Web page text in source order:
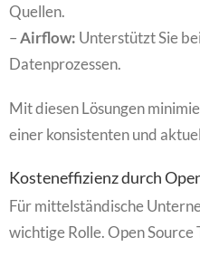
Quellen.
–Airflow: Unterstützt Sie
Datenprozessen.
Mit diesen Lösungen
einer konsistenten und
Kosteneffizienz durch
Für mittelständische
wichtige Rolle. Open Source